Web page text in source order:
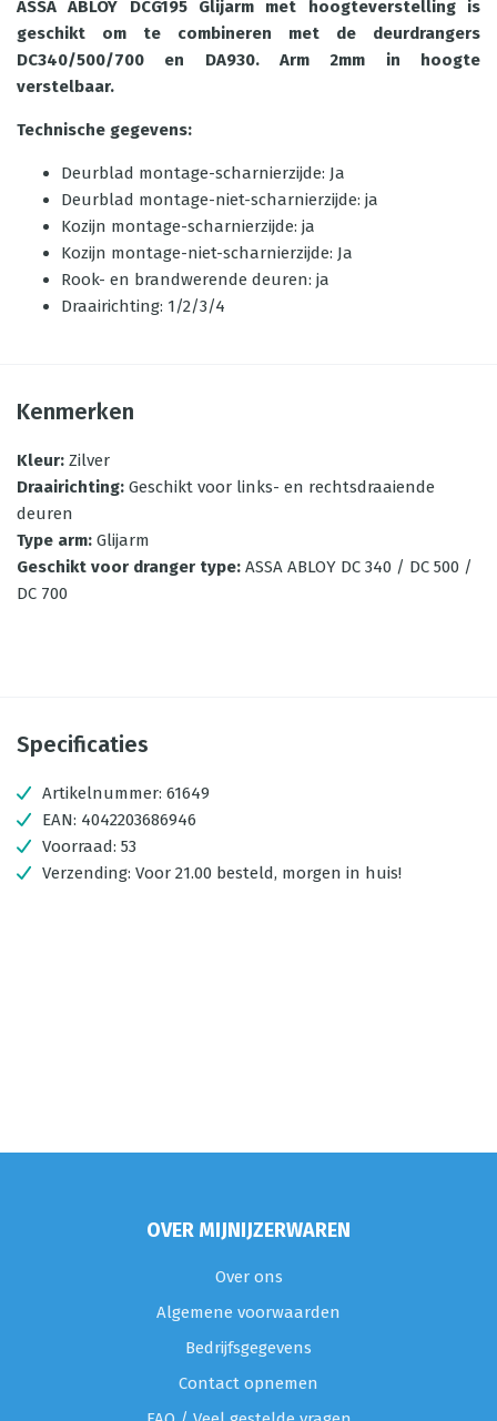
ASSA ABLOY DCG195 Glijarm met hoogteverstelling is
geschikt om te combineren met de deurdrangers
DC340/500/700 en DA930. Arm 2mm in hoogte
verstelbaar.
Technische gegevens:
Deurblad montage-scharnierzijde: Ja
Deurblad montage-niet-scharnierzijde: ja
Kozijn montage-scharnierzijde: ja
Kozijn montage-niet-scharnierzijde: Ja
Rook- en brandwerende deuren: ja
Draairichting: 1/2/3/4
Kenmerken
Kleur: Zilver
Draairichting: Geschikt voor links- en rechtsdraaiende
deuren
Type arm: Glijarm
Geschikt voor dranger type: ASSA ABLOY DC 340 / DC 500 /
DC 700
Specificaties
Artikelnummer: 61649
EAN: 4042203686946
Voorraad: 53
Verzending: Voor 21.00 besteld, morgen in huis!
OVER MIJNIJZERWAREN
Over ons
Algemene voorwaarden
Bedrijfsgegevens
Contact opnemen